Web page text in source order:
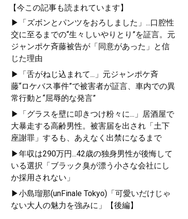
【今この記事も読まれています】
▶「ズボンとパンツをおろしました」...口腔性
交に至るまでの“生々しいやりとり”を証言。元
ジャンポケ斉藤被告が「同意があった」と信
じた理由
▶「舌がねじ込まれて...」元ジャンポケ斉
藤“ロケバス事件”で被害者が証言、車内での異
常行動と“屈辱的な発言”
▶「グラスを壁に叩きつけ粉々に...」居酒屋で
大暴走する高齢男性。被害届を出され「土下
座謝罪」するも、あえなく出禁になるまで
▶年収は290万円...42歳の独身男性が後悔して
いる選択「ブラック臭が漂う小さな会社にし
か採用されない」
▶小島瑠那(unFinale Tokyo)「可愛いだけじゃ
ない大人の魅力を強みに」【後編】